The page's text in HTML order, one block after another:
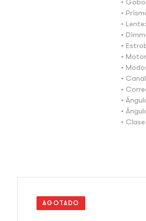
•
•
•
•
•
•
•
•
•
•
•
AGOTADO